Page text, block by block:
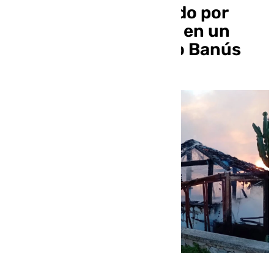
Un hombre es detenido por
provocar un incendio en un
chiringuito de Puerto Banús